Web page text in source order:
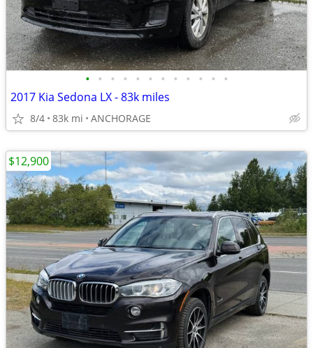
• • • • • • • • • • • •
2017 Kia Sedona LX - 83k miles
8/4 83k mi ANCHORAGE
$12,900